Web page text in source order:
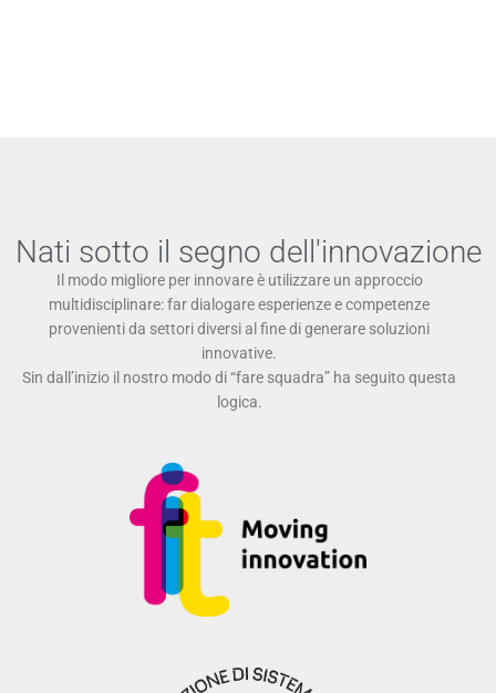
Nati sotto il segno dell'innovazione
Il modo migliore per innovare è utilizzare un approccio
multidisciplinare: far dialogare esperienze e competenze
provenienti da settori diversi al fine di generare soluzioni
innovative.
Sin dall’inizio il nostro modo di “fare squadra” ha seguito questa
logica.